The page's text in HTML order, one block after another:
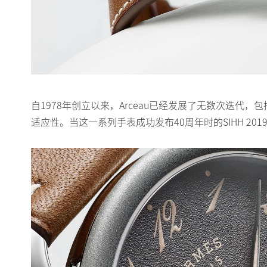
自1978年创立以来，Arceau已经发展了无数次迭代，
适应性。当这一系列手表成功发布40周年时的SIHH